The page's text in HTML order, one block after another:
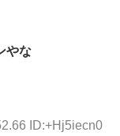
やな
ID:+Hj5iecn0